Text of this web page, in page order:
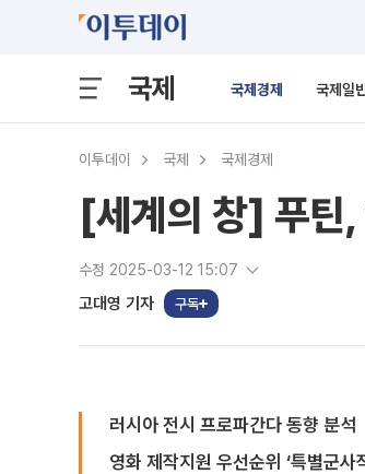
국제 국제경제 국제일
이투데이 국제 국제경제
[세계의 창] 푸틴,
수정 2025-03-12 15:07
고대영 기자 구독
러시아 전시 프로파간다 동향 분석
영화 제작지원 우선순위 ‘특별군사